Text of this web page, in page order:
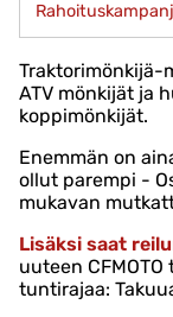
Traktorimönkijä-
ATV mönkijät ja
koppimönkijät.
Enemmän on
ollut parempi -
mukavan
Lisäksi saat
uuteen
tuntirajaa: